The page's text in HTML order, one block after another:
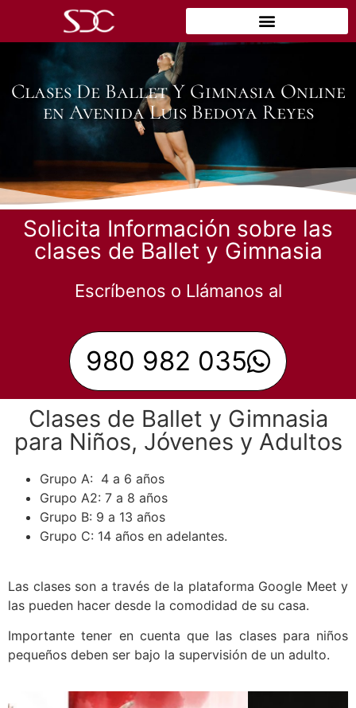
Clases De Ballet Y Gimnasia Online
en Avenida Luis Bedoya Reyes
Solicita Información sobre las
clases de Ballet y Gimnasia
Escríbenos o Llámanos al
980 982 035
Clases de Ballet y Gimnasia
para Niños, Jóvenes y Adultos
Grupo A: 4 a 6 años
Grupo A2: 7 a 8 años
Grupo B: 9 a 13 años
Grupo C: 14 años en adelantes.
Las clases son a través de la plataforma Google Meet y
las pueden hacer desde la comodidad de su casa.
Importante tener en cuenta que las clases para niños
pequeños deben ser bajo la supervisión de un adulto.